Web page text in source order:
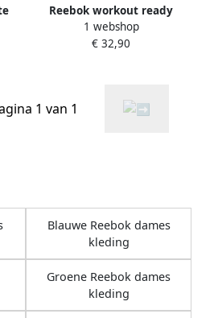
Reebok workout ready
mesh back sporttanktop
wit dames
1 webshop
€ 32,90
1 van 1
Blauwe Reebok dames
kleding
Groene Reebok dames
kleding